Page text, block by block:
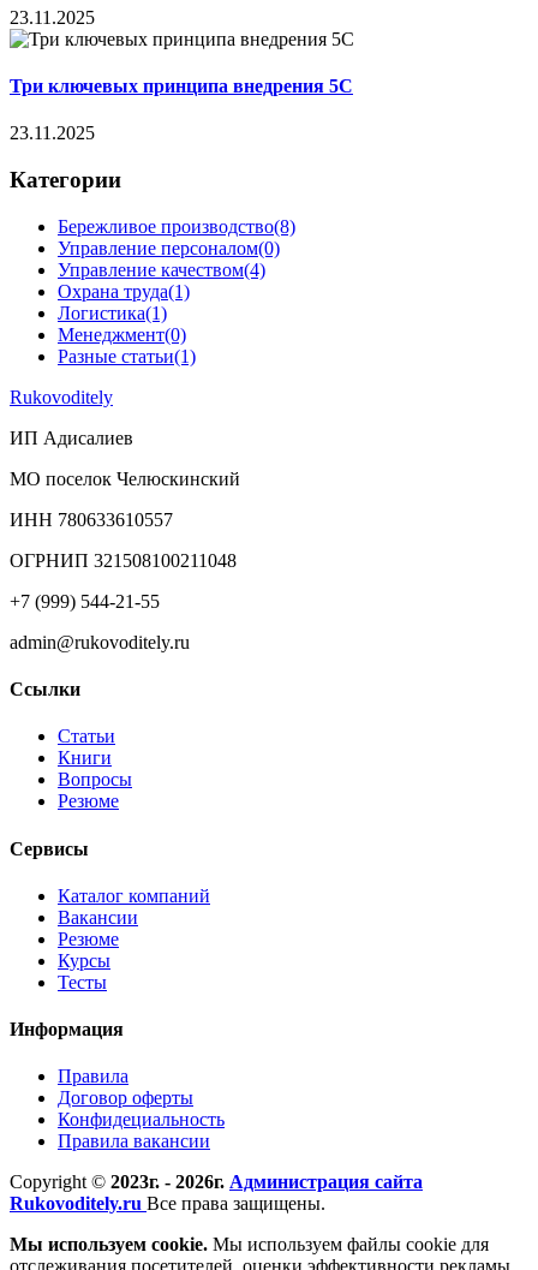
23.11.2025
Три ключевых принципа внедрения 5С
23.11.2025
Категории
Бережливое производство(8)
Управление персоналом(0)
Управление качеством(4)
Охрана труда(1)
Логистика(1)
Менеджмент(0)
Разные статьи(1)
Rukovoditely
ИП Адисалиев
МО поселок Челюскинский
ИНН 780633610557
ОГРНИП 321508100211048
+7 (999) 544-21-55
admin@rukovoditely.ru
Ссылки
Статьи
Книги
Вопросы
Резюме
Сервисы
Каталог компаний
Вакансии
Резюме
Курсы
Тесты
Информация
Правила
Договор оферты
Конфидециальность
Правила вакансии
Copyright © 2023г. - 2026г. Администрация сайта
Rukovoditely.ru Все права защищены.
Мы используем cookie. Мы используем файлы cookie для